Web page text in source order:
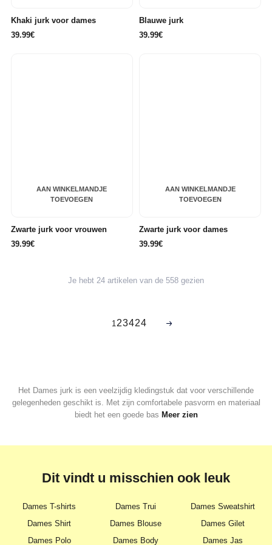
Khaki jurk voor dames
39.99€
Blauwe jurk
39.99€
AAN WINKELMANDJE
TOEVOEGEN
Zwarte jurk voor vrouwen
39.99€
AAN WINKELMANDJE
TOEVOEGEN
Zwarte jurk voor dames
39.99€
Je hebt 24 artikelen van de 558 gezien
1 23424
Het Dames jurk is een veelzijdig kledingstuk dat voor verschillende
gelegenheden geschikt is. Met zijn comfortabele pasvorm en materiaal
biedt het een goede bas Meer zien
Dit vindt u misschien ook leuk
Dames T-shirts Dames Trui
Dames Sweatshirt
Dames Shirt
Dames Blouse
Dames Gilet
Dames Polo
Dames Body Dames Jas